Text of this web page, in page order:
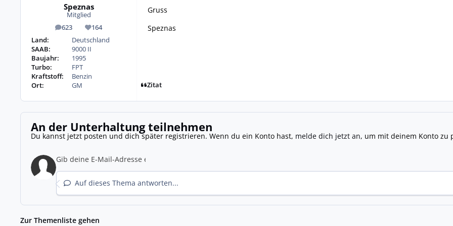
Speznas
Mitglied
623
Beiträge 164
Reputation
Land:
Deutschland
SAAB:
9000 II
Baujahr:
1995
Turbo:
FPT
Kraftstoff:
Benzin
Ort:
GM
Gruss
Speznas
Zitat
An der Unterhaltung teilnehmen
Du kannst jetzt posten und dich später registrieren. Wenn du ein Konto hast, melde dich jetzt an, um mit deinem Konto zu
Auf dieses Thema antworten...
Zur Themenliste gehen